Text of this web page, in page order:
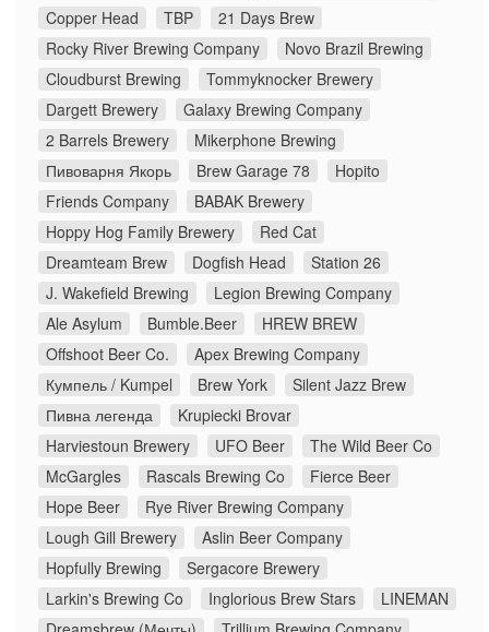
Copper Head
TBP
21 Days Brew
Rocky River Brewing Company
Novo Brazil Brewing
Cloudburst Brewing
Tommyknocker Brewery
Dargett Brewery
Galaxy Brewing Company
2 Barrels Brewery
Mikerphone Brewing
Пивоварня Якорь
Brew Garage 78
Hopito
Friends Company
BABAK Brewery
Hoppy Hog Family Brewery
Red Cat
Dreamteam Brew
Dogfish Head
Station 26
J. Wakefield Brewing
Legion Brewing Company
Ale Asylum
Bumble.Beer
HREW BREW
Offshoot Beer Co.
Apex Brewing Company
Кумпель / Kumpel
Brew York
Silent Jazz Brew
Пивна легенда
Krupiecki Brovar
Harviestoun Brewery
UFO Beer
The Wild Beer Co
McGargles
Rascals Brewing Co
Fierce Beer
Hope Beer
Rye River Brewing Company
Lough Gill Brewery
Aslin Beer Company
Hopfully Brewing
Sergacore Brewery
Larkin's Brewing Co
Inglorious Brew Stars
LINEMAN